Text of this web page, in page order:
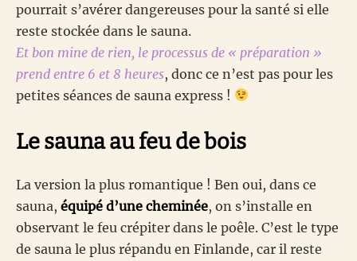
pourrait s’avérer dangereuses pour la santé si elle
reste stockée dans le sauna.
Et bon mine de rien, le processus de « préparation »
prend entre 6 et 8 heures, donc ce n’est pas pour les
petites séances de sauna express !
Le sauna au feu de bois
La version la plus romantique ! Ben oui, dans ce
sauna, équipé d’une cheminée, on s’installe en
observant le feu crépiter dans le poêle. C’est le type
de sauna le plus répandu en Finlande, car il reste